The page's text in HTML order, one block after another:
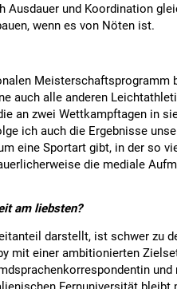
Ausdauer und Koordination
wenn es von Nöten ist.
Meisterschaftsprogramm
auch alle anderen
an zwei Wettkampftagen in
ich auch die Ergebnisse
eine Sportart gibt, in der so
die mediale
am liebsten?
darstellt, ist schwer zu
mit einer ambitionierten
und